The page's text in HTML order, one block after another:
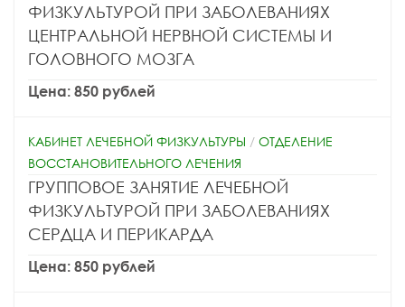
ФИЗКУЛЬТУРОЙ ПРИ ЗАБОЛЕВАНИЯХ
ЦЕНТРАЛЬНОЙ НЕРВНОЙ СИСТЕМЫ И
ГОЛОВНОГО МОЗГА
Цена: 850 рублей
КАБИНЕТ ЛЕЧЕБНОЙ ФИЗКУЛЬТУРЫ / ОТДЕЛЕНИЕ
ВОССТАНОВИТЕЛЬНОГО ЛЕЧЕНИЯ
ГРУППОВОЕ ЗАНЯТИЕ ЛЕЧЕБНОЙ
ФИЗКУЛЬТУРОЙ ПРИ ЗАБОЛЕВАНИЯХ
СЕРДЦА И ПЕРИКАРДА
Цена: 850 рублей